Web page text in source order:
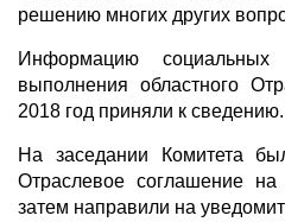
решению многих других
Информацию
выполнения областного
2018 год приняли к сведению.
На заседании Комитета
Отраслевое соглашение на
затем направили на